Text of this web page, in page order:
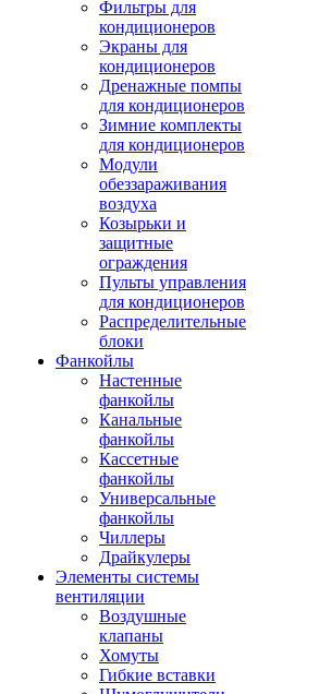
Фильтры для
кондиционеров
Экраны для
кондиционеров
Дренажные помпы
для кондиционеров
Зимние комплекты
для кондиционеров
Модули
обеззараживания
воздуха
Козырьки и
защитные
ограждения
Пульты управления
для кондиционеров
Распределительные
блоки
Фанкойлы
Настенные
фанкойлы
Канальные
фанкойлы
Кассетные
фанкойлы
Универсальные
фанкойлы
Чиллеры
Драйкулеры
Элементы системы
вентиляции
Воздушные
клапаны
Хомуты
Гибкие вставки